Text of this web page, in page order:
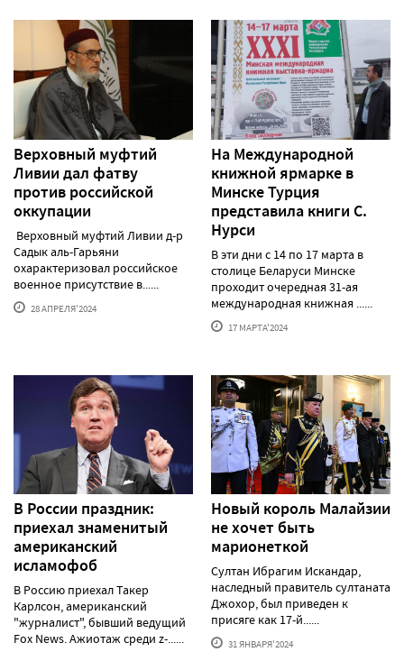
Верховный муфтий
Ливии дал фатву
против российской
оккупации
Верховный муфтий Ливии д-р
Садык аль-Гарьяни
охарактеризовал российское
военное присутствие в......
28 АПРЕЛЯ'2024
На Международной
книжной ярмарке в
Минске Турция
представила книги С.
Нурси
В эти дни с 14 по 17 марта в
столице Беларуси Минске
проходит очередная 31-ая
международная книжная ......
17 МАРТА'2024
В России праздник:
приехал знаменитый
американский
исламофоб
В Россию приехал Такер
Карлсон, американский
"журналист", бывший ведущий
Fox News. Ажиотаж среди z-......
Новый король Малайзии
не хочет быть
марионеткой
Султан Ибрагим Искандар,
наследный правитель султаната
Джохор, был приведен к
присяге как 17-й......
31 ЯНВАРЯ'2024